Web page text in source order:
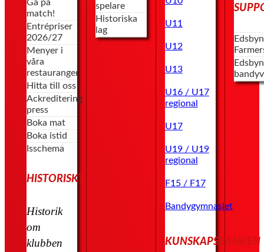
Gå på
match!
Entrépriser
2026/27
Menyer i
våra
restauranger
Hitta till oss
Ackreditering
press
Boka mat
Boka istid
Isschema
HISTORISKT
Historik
om
klubben
spelare
Historiska
lag
U11
U12
U13
U16 / U17
regional
U17
U19 / U19
regional
F15 / F17
Bandygymnasiet
KUNSKAPSBANKEN